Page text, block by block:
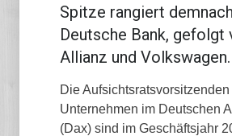
Spitze rangiert
Deutsche Bank, gefolgt
Allianz und Volkswagen.
Die Aufsichtsratsvorsitzenden
Unternehmen im Deutschen
(Dax) sind im Geschäftsjahr